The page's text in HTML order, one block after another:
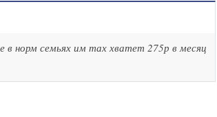
в норм семьях им тах хватет 275р в месяц